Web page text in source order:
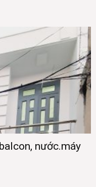
nước.máy